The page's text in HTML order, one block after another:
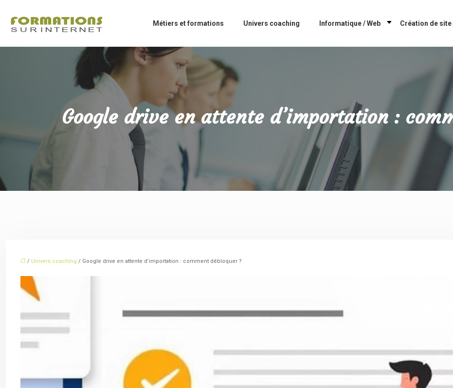
Métiers et formations Univers coaching Informatique / Web Création de site
Google drive en attente d’importation :
/ Univers coaching / Google drive en attente d’importation : comment débloquer ?